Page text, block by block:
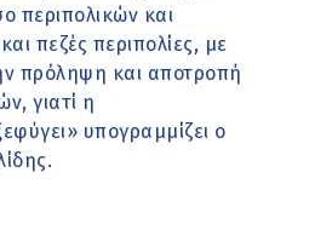
περιπολικών και
πεζές περιπολίες, με
πρόληψη και αποτροπή
γιατί η
υπογραμμίζει ο